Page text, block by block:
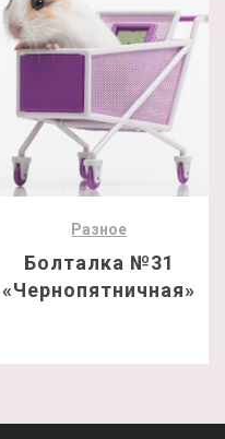
Разное
Болталка №31
«Чернопятничная»